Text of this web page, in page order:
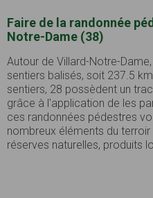
Faire de la randonnée
Notre-Dame (38)
Autour de Villard-Notre-
sentiers balisés, soit 237.5
sentiers, 28 possèdent un
grâce à l'application de les
ces randonnées pédestres
nombreux éléments du
réserves naturelles, produits